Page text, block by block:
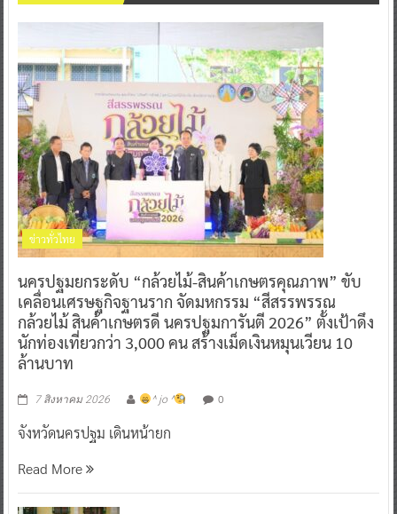
ข่าวทั่วไทย
นครปฐมยกระดับ “กล้วยไม้-สินค้าเกษตรคุณภาพ” ขับ
เคลื่อนเศรษฐกิจฐานราก จัดมหกรรม “สีสรรพรรณ
กล้วยไม้ สินค้าเกษตรดี นครปฐมการันตี 2026” ตั้งเป้าดึง
นักท่องเที่ยวกว่า 3,000 คน สร้างเม็ดเงินหมุนเวียน 10
ล้านบาท
7 สิงหาคม 2026 ^ jo ^ 0
จังหวัดนครปฐม เดินหน้ายก
Read More